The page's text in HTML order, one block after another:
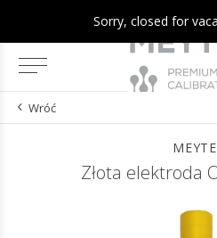
Sorry, closed for
Wróć
Złota elektroda